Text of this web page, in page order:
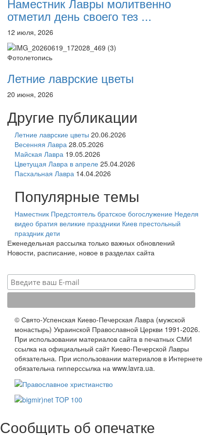
отметил день своего тез ...
12 июля, 2026
Фотолетопись
Летние лаврские цветы
20 июня, 2026
Другие публикации
Летние лаврские цветы 20.06.2026
Весенняя Лавра 28.05.2026
Майская Лавра 19.05.2026
Цветущая Лавра в апреле 25.04.2026
Пасхальная Лавра 14.04.2026
Популярные темы
Наместник Предстоятель братское богослужение Неделя
видео братия великие праздники Киев престольный
праздник дети
Еженедельная рассылка только важных обновлений
Новости, расписание, новое в разделах сайта
© Свято-Успенская Киево-Печерская Лавра (мужской
монастырь) Украинской Православной Церкви 1991-2026.
При использовании материалов сайта в печатных СМИ
ссылка на официальный сайт Киево-Печерской Лавры
обязательна. При использовании материалов в Интернете
обязательна гипперссылка на www.lavra.ua.
Сообщить об опечатке